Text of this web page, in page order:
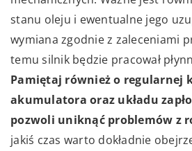
stanu oleju i ewentualne jego
wymiana zgodnie z zaleceniami
temu silnik będzie pracował
Pamiętaj również o regularnej
akumulatora oraz układu
pozwoli uniknąć problemów z
jakiś czas warto dokładnie